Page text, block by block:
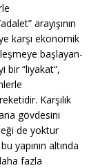
arayışının
karşı ekonomik
başlayan-
bir “liyakat”,
Karşılık
gövdesini
de yoktur
yapının altında
fazla